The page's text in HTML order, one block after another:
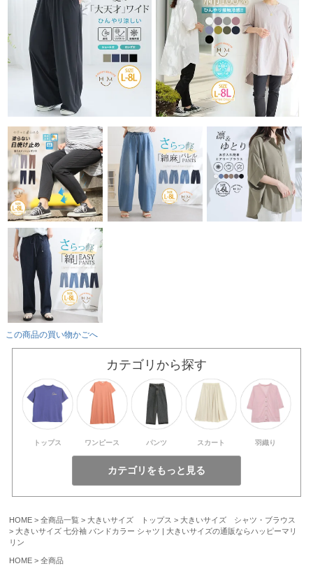
この商品の買い物かごへ
カテゴリから探す
トップス ワンピース パンツ スカート 羽織り
HOME 全商品一覧 大きいサイズ トップス
大きいサイズ シャツ・ブラウス
大きいサイズ 七分袖 バンドカラー シャツ | 大きいサイズの通販ならハッピーマリ
リン
HOME
全商品